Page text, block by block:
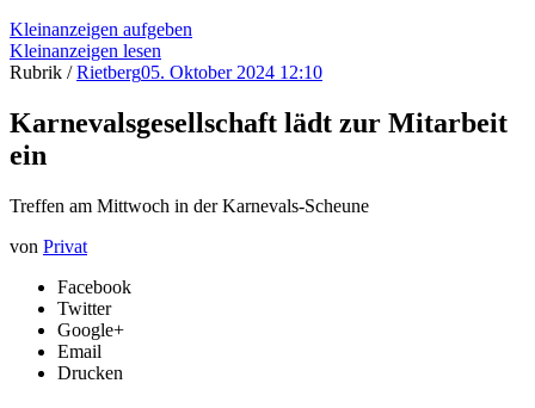
Kleinanzeigen aufgeben
Kleinanzeigen lesen
Rubrik /Rietberg05. Oktober 2024 12:10
Karnevalsgesellschaft lädt zur Mitarbeit
ein
Treffen am Mittwoch in der Karnevals-Scheune
von Privat
Facebook
Twitter
Google+
Email
Drucken